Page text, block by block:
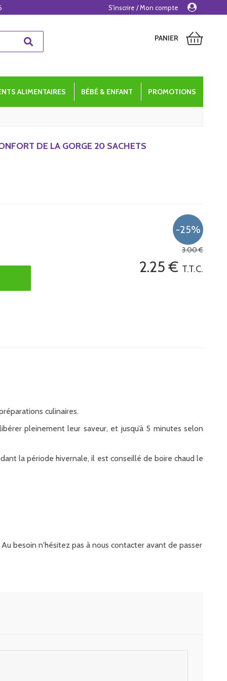
PANIER
ALIMENTAIRES BÉBÉ & ENFANT PROMOTIONS
DE LA GORGE 20 SACHETS
3.00€
2.25€ T.T.C.
culinaires.
pleinement leur saveur, et jusqu’à 5 minutes selon
la période hivernale, il est conseillé de boire chaud le
besoin n'hésitez pas à nous contacter avant de passer
S'inscrire / Mon compte